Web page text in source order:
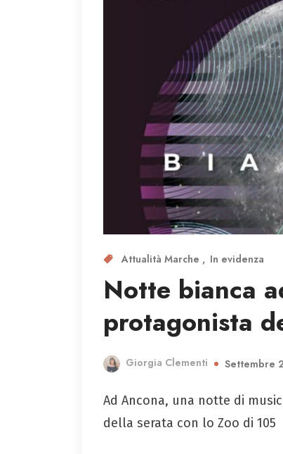
Attualità Marche In evidenza
Notte bianca
protagonista
Giorgia Clementi Settembre
Ad Ancona, una notte di
della serata con lo Zoo di 105